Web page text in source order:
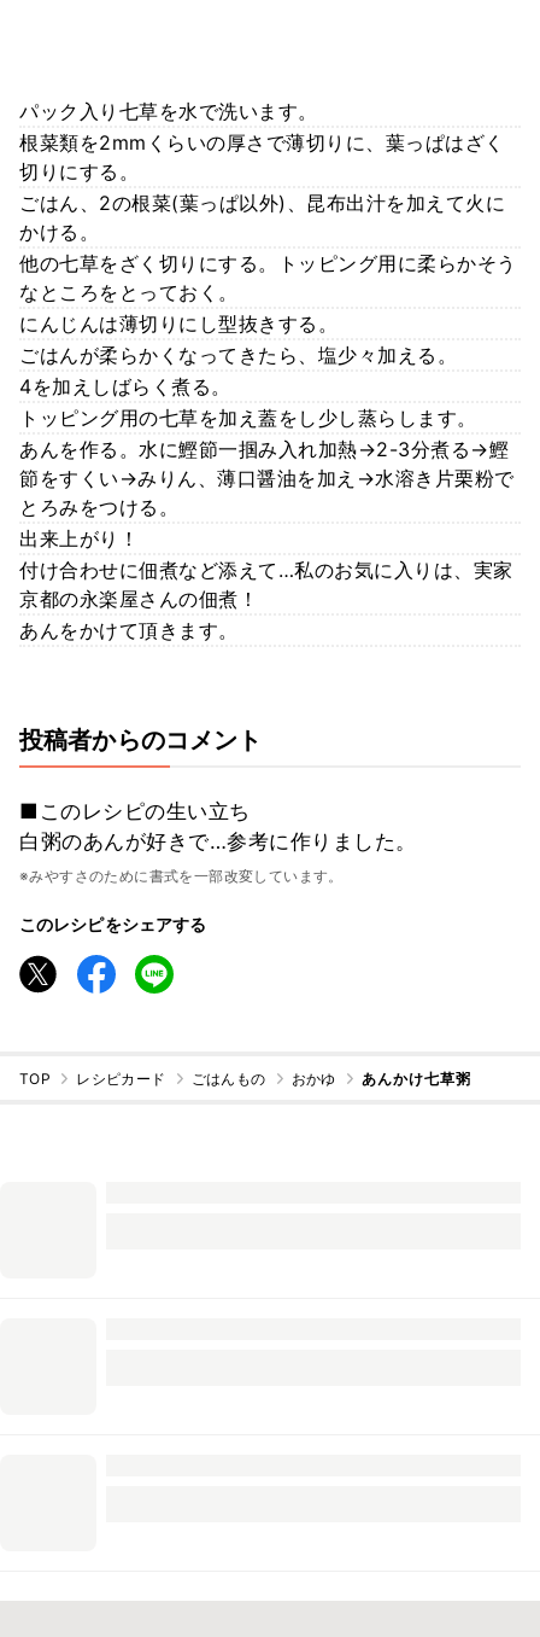
パック入り七草を水で洗います。
根菜類を2mmくらいの厚さで薄切りに、葉っぱはざく
切りにする。
ごはん、2の根菜(葉っぱ以外)、昆布出汁を加えて火に
かける。
他の七草をざく切りにする。トッピング用に柔らかそう
なところをとっておく。
にんじんは薄切りにし型抜きする。
ごはんが柔らかくなってきたら、塩少々加える。
4を加えしばらく煮る。
トッピング用の七草を加え蓋をし少し蒸らします。
あんを作る。水に鰹節一掴み入れ加熱→2-3分煮る→鰹
節をすくい→みりん、薄口醤油を加え→水溶き片栗粉で
とろみをつける。
出来上がり！
付け合わせに佃煮など添えて…私のお気に入りは、実家
京都の永楽屋さんの佃煮！
あんをかけて頂きます。
投稿者からのコメント
■このレシピの生い立ち
白粥のあんが好きで…参考に作りました。
※みやすさのために書式を一部改変しています。
このレシピをシェアする
TOP レシピカード ごはんもの おかゆ あんかけ七草粥